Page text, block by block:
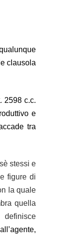
clausola
2598 c.c.
e
tra
stessi e
figure di
la quale
quella